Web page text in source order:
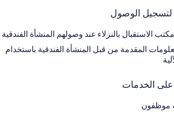
الوصول
الاستقبال بالنزلاء عند وصولهم المنشأة الفندقية
المقدمة من قبل المنشأة الفندقية باستخدام
الخدمات
موظفون